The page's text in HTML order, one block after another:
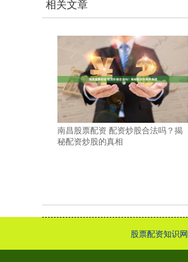
相关文章
南昌股票配资 配资炒股合法吗？揭
秘配资炒股的真相
股票配资知识网